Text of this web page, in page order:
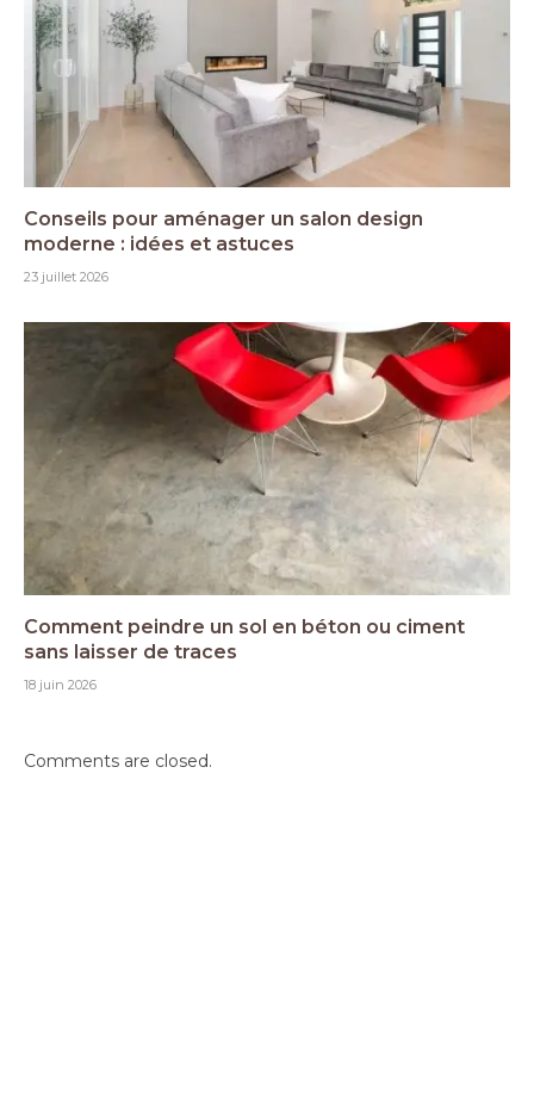
Conseils pour aménager un salon design
moderne : idées et astuces
23 juillet 2026
Comment peindre un sol en béton ou ciment
sans laisser de traces
18 juin 2026
Comments are closed.